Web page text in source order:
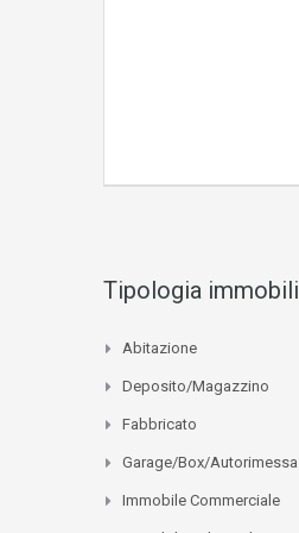
Tipologia immobili
Abitazione
Deposito/Magazzino
Fabbricato
Garage/Box/Autorimessa
Immobile Commerciale